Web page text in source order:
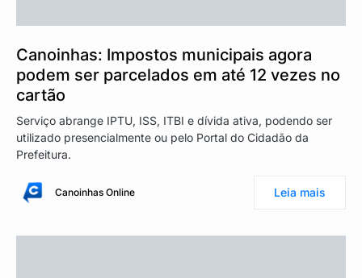
Canoinhas: Impostos municipais agora
podem ser parcelados em até 12 vezes no
cartão
Serviço abrange IPTU, ISS, ITBI e dívida ativa, podendo ser
utilizado presencialmente ou pelo Portal do Cidadão da
Prefeitura.
Canoinhas Online Leia mais